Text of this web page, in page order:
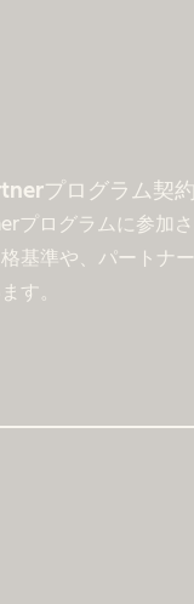
プログラム契約
プログラムに参加
基準や、パートナ
す。